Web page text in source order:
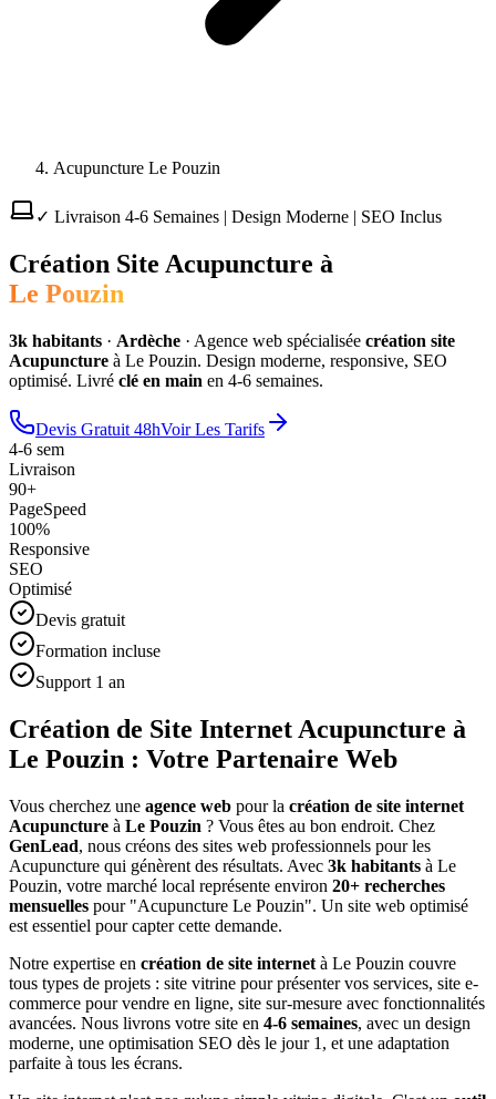
Acupuncture Le Pouzin
✓ Livraison 4-6 Semaines | Design Moderne | SEO Inclus
Création Site Acupuncture à
Le Pouzin
3k habitants · Ardèche · Agence web spécialisée création site
Acupuncture à Le Pouzin. Design moderne, responsive, SEO
optimisé. Livré clé en main en 4-6 semaines.
Devis Gratuit 48hVoir Les Tarifs
4-6 sem
Livraison
90+
PageSpeed
100%
Responsive
SEO
Optimisé
Devis gratuit
Formation incluse
Support 1 an
Création de Site Internet Acupuncture à
Le Pouzin : Votre Partenaire Web
Vous cherchez une agence web pour la création de site internet
Acupuncture à Le Pouzin ? Vous êtes au bon endroit. Chez
GenLead, nous créons des sites web professionnels pour les
Acupuncture qui génèrent des résultats. Avec 3k habitants à Le
Pouzin, votre marché local représente environ 20+ recherches
mensuelles pour "Acupuncture Le Pouzin". Un site web optimisé
est essentiel pour capter cette demande.
Notre expertise en création de site internet à Le Pouzin couvre
tous types de projets : site vitrine pour présenter vos services, site e-
commerce pour vendre en ligne, site sur-mesure avec fonctionnalités
avancées. Nous livrons votre site en 4-6 semaines, avec un design
moderne, une optimisation SEO dès le jour 1, et une adaptation
parfaite à tous les écrans.